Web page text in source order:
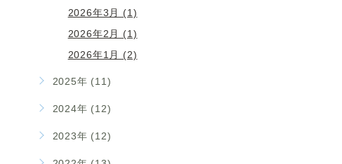
2026年3月 (1)
2026年2月 (1)
2026年1月 (2)
2025年 (11)
2024年 (12)
2023年 (12)